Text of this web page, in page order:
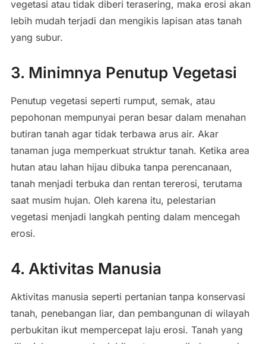
vegetasi atau tidak diberi terasering, maka erosi akan
lebih mudah terjadi dan mengikis lapisan atas tanah
yang subur.
3. Minimnya Penutup Vegetasi
Penutup vegetasi seperti rumput, semak, atau
pepohonan mempunyai peran besar dalam menahan
butiran tanah agar tidak terbawa arus air. Akar
tanaman juga memperkuat struktur tanah. Ketika area
hutan atau lahan hijau dibuka tanpa perencanaan,
tanah menjadi terbuka dan rentan tererosi, terutama
saat musim hujan. Oleh karena itu, pelestarian
vegetasi menjadi langkah penting dalam mencegah
erosi.
4. Aktivitas Manusia
Aktivitas manusia seperti pertanian tanpa konservasi
tanah, penebangan liar, dan pembangunan di wilayah
perbukitan ikut mempercepat laju erosi. Tanah yang